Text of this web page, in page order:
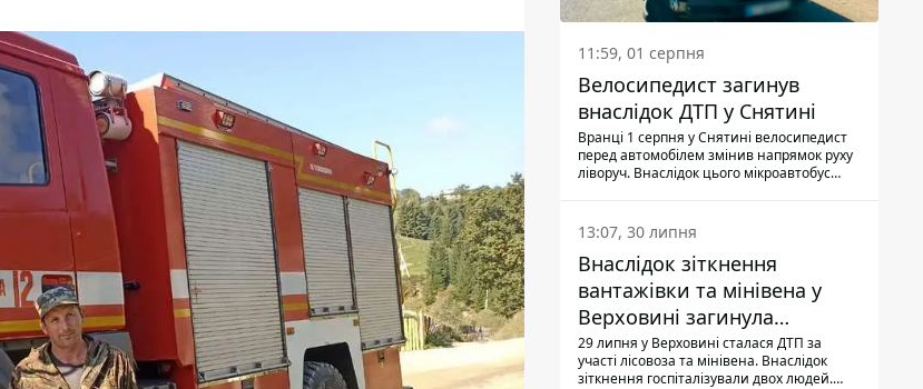
11:59, 01 серпня
Велосипедист загинув
внаслідок ДТП у Снятині
Вранці 1 серпня у Снятині велосипедист
перед автомобілем змінив напрямок руху
ліворуч. Внаслідок цього мікроавтобус
13:07, 30 липня
Внаслідок зіткнення
вантажівки та мінівена у
Верховині загинула
пасажирка, водійка - у
лікарні
29 липня у Верховині сталася ДТП за
участі лісовоза та мінівена. Внаслідок
зіткнення госпіталізували двох людей.